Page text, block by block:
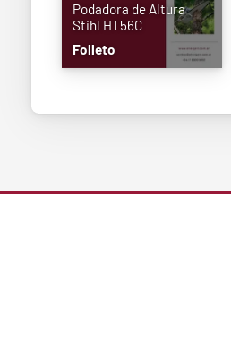
Podadora de Altura
Stihl HT56C
Folleto